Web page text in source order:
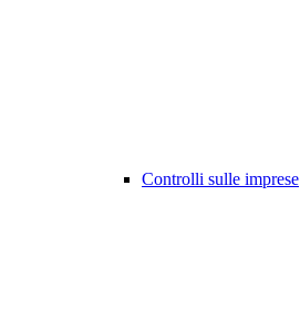
Controlli sulle imprese